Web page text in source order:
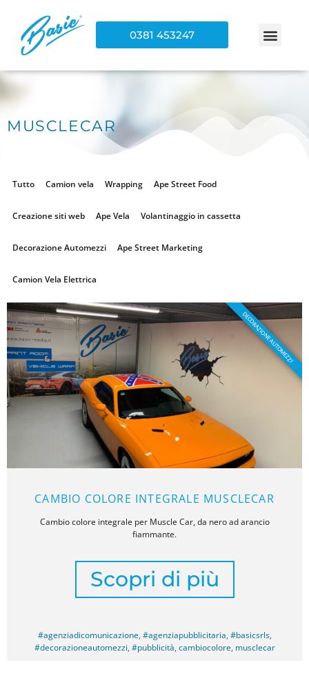
0381 453247
MUSCLECAR
Tutto Camion vela Wrapping Ape Street Food
Creazione siti web Ape Vela Volantinaggio in cassetta
Decorazione Automezzi Ape Street Marketing
Camion Vela Elettrica
CAMBIO COLORE INTEGRALE MUSCLECAR
Cambio colore integrale per Muscle Car, da nero ad arancio
fiammante.
Scopri di più
DECORAZIONE AUTOMEZZI
#agenziadicomunicazione,#agenziapubblicitaria,#basicsrls,
#decorazioneautomezzi,#pubblicità,cambiocolore, musclecar